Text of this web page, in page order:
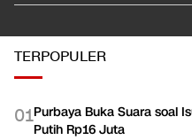
TERPOPULER
01Purbaya Buka Suara soal
Putih Rp16 Juta